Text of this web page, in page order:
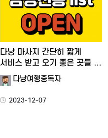
다낭 마사지 간단히 짧게
서비스 받고 오기 좋은 곳들 …
다낭여행중독자
2023-12-07